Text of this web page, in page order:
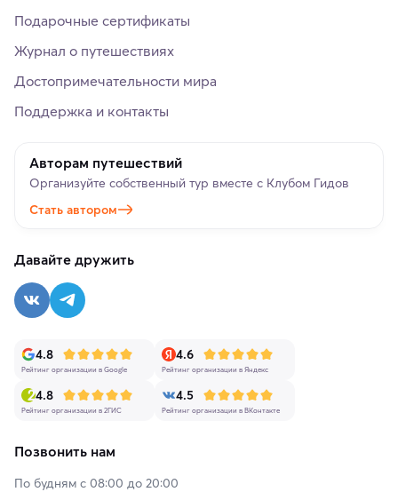
Подарочные сертификаты
Журнал о путешествиях
Достопримечательности мира
Поддержка и контакты
Авторам путешествий
Организуйте собственный тур вместе с Клубом Гидов
Стать автором
Давайте дружить
4.8
Рейтинг организации в Google
4.6
Рейтинг организации в Яндекс
4.8
Рейтинг организации в 2ГИС
4.5
Рейтинг организации в ВКонтакте
Позвонить нам
По будням с 08:00 до 20:00